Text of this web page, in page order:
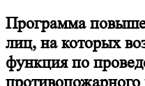
Программа
лиц, на которых
функция по